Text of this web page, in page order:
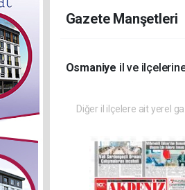
Gazete Manşetleri
Osmaniye il ve
Diğer il ilçelere ait yerel